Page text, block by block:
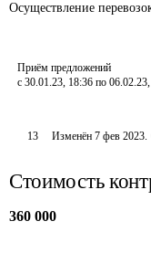
Осуществление
Приём предложений
с 30.01.23, 18:36 по
13 Изменён7 фев 2023.
Стоимость
360 000